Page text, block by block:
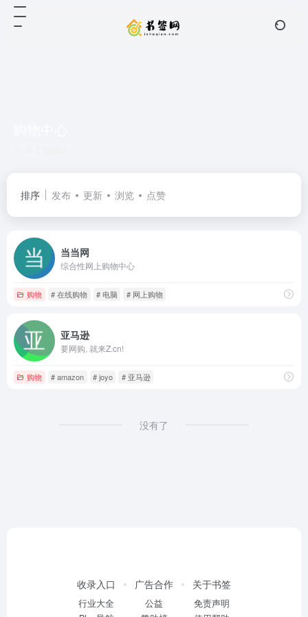
排序 发布 更新 浏览 点赞
当当网
综合性网上购物中心
购物 # 在线购物 # 电脑 # 网上购物
亚马逊
要网购, 就来Z.cn!
购物 # amazon # joyo # 亚马逊
没有了
收录入口
行业大全
广告合作
公益
关于书签
免责声明